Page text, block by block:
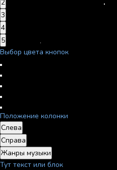
2
3
4
5
Выбор цвета кнопок
Положение колонки
Слева
Справа
Жанры музыки
Тут текст или блок